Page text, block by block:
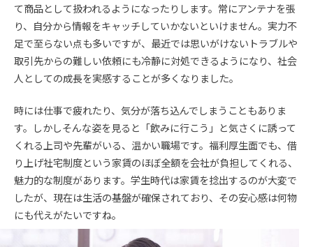
て商品として扱われるようになったりします。常にアンテナを張
り、自分から情報をキャッチしていかないといけません。実力不
足で至らない点も多いですが、最近では思いがけないトラブルや
取引先からの難しい依頼にも冷静に対処できるようになり、社会
人としての成長を実感することが多くなりました。
時には仕事で疲れたり、気分が落ち込んでしまうこともありま
す。しかしそんな姿を見ると「飲みに行こう」と気さくに誘って
くれる上司や先輩がいる、温かい職場です。福利厚生面でも、借
り上げ社宅制度という家賃のほぼ全額を会社が負担してくれる、
魅力的な制度があります。学生時代は家賃を捻出するのが大変で
したが、現在は生活の基盤が確保されており、その安心感は何物
にも代えがたいですね。